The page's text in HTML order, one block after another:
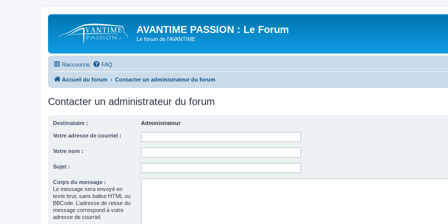
AVANTIME PASSION : Le Forum
Le forum de l'AVANTIME
Raccourcis FAQ
Accueil du forum Contacter un administrateur du forum
Contacter un administrateur du forum
Destinataire : Administrateur
Votre adresse de courriel :
Votre nom :
Sujet :
Corps du message :
Le message sera envoyé en
texte brut, sans balise HTML ou
BBCode. L’adresse de retour du
message correspond à votre
adresse de courriel.